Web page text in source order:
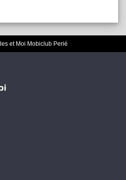
et Moi Mobiclub Perié